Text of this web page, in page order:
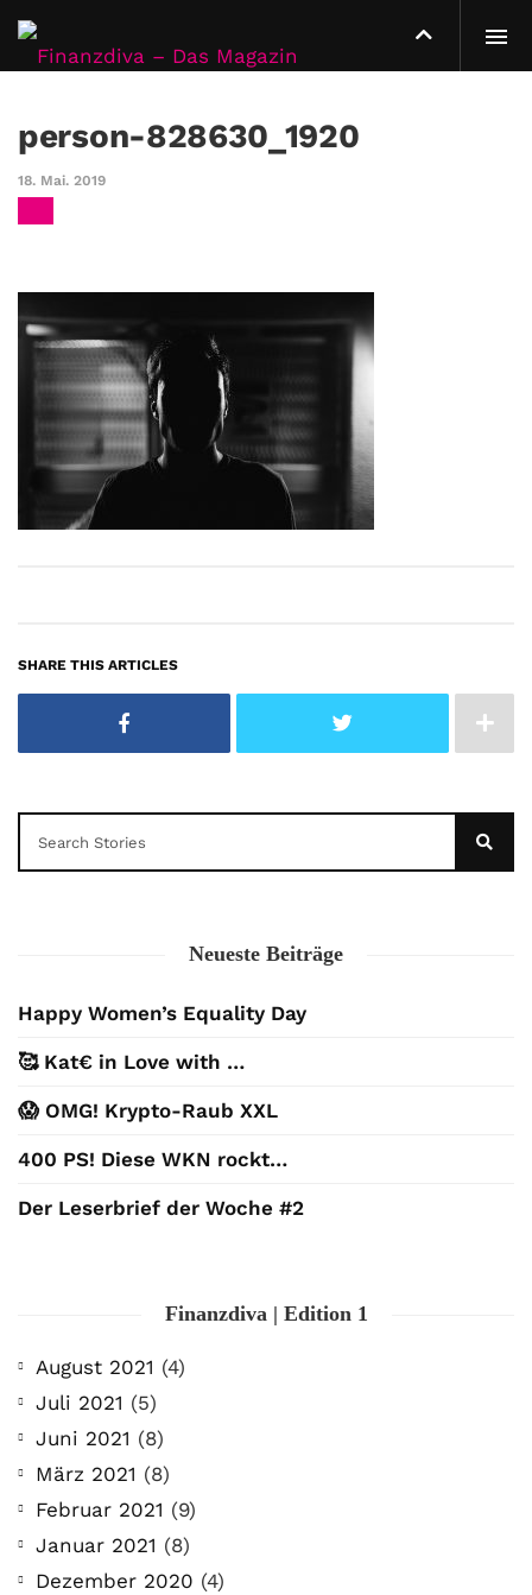
person-828630_1920
18. Mai. 2019
SHARE THIS ARTICLES
Neueste Beiträge
Happy Women’s Equality Day
🥰 Kat€ in Love with …
😱 OMG! Krypto-Raub XXL
400 PS! Diese WKN rockt…
Der Leserbrief der Woche #2
Finanzdiva | Edition 1
August 2021 (4)
Juli 2021 (5)
Juni 2021 (8)
März 2021 (8)
Februar 2021 (9)
Januar 2021 (8)
Dezember 2020 (4)